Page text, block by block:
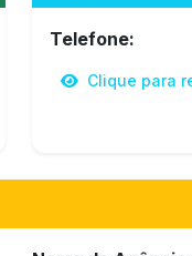
Telefone:
Clique para